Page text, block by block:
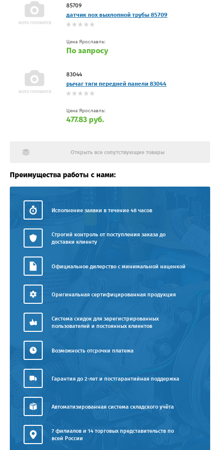
85709
датчик nox выхлопной трубы 85709
Цена Ярославль:
По запросу
83044
рычаг тяги передней панели 83044
Цена Ярославль:
477.83 руб.
Открыть все сопутствующие товары
Преимущества работы с нами:
Исполнение заявки в течение 48 часов
Строгий контроль от поступления заказа до
доставки клиенту
Официальное дилерство с минимальной наценкой
Оригинальная сертифицированная продукция
Система скидок для зарегистрированных
пользователей и постоянных клиентов
Возможность отсрочки платежа
Гарантия до 2-лет и постгарантийная поддержка
Автоматизированная система складского учёта
7 филиалов и 14 торговых представительств по
всей России